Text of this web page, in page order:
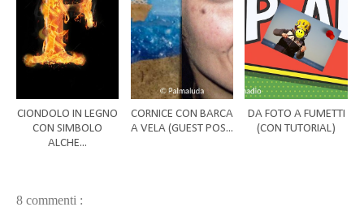
CIONDOLO IN LEGNO
CON SIMBOLO
ALCHE...
CORNICE CON BARCA
A VELA (GUEST POS...
DA FOTO A FUMETTI
(CON TUTORIAL)
8 commenti :